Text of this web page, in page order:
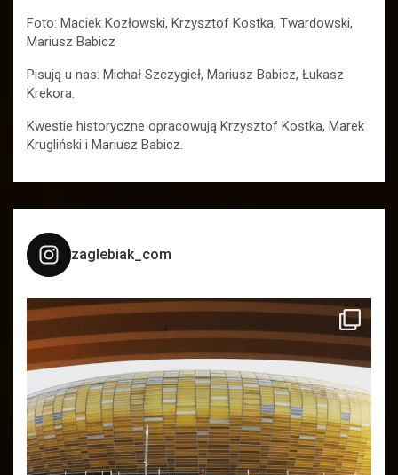
Foto: Maciek Kozłowski, Krzysztof Kostka, Twardowski,
Mariusz Babicz
Pisują u nas: Michał Szczygieł, Mariusz Babicz, Łukasz
Krekora.
Kwestie historyczne opracowują Krzysztof Kostka, Marek
Krugliński i Mariusz Babicz.
zaglebiak_com